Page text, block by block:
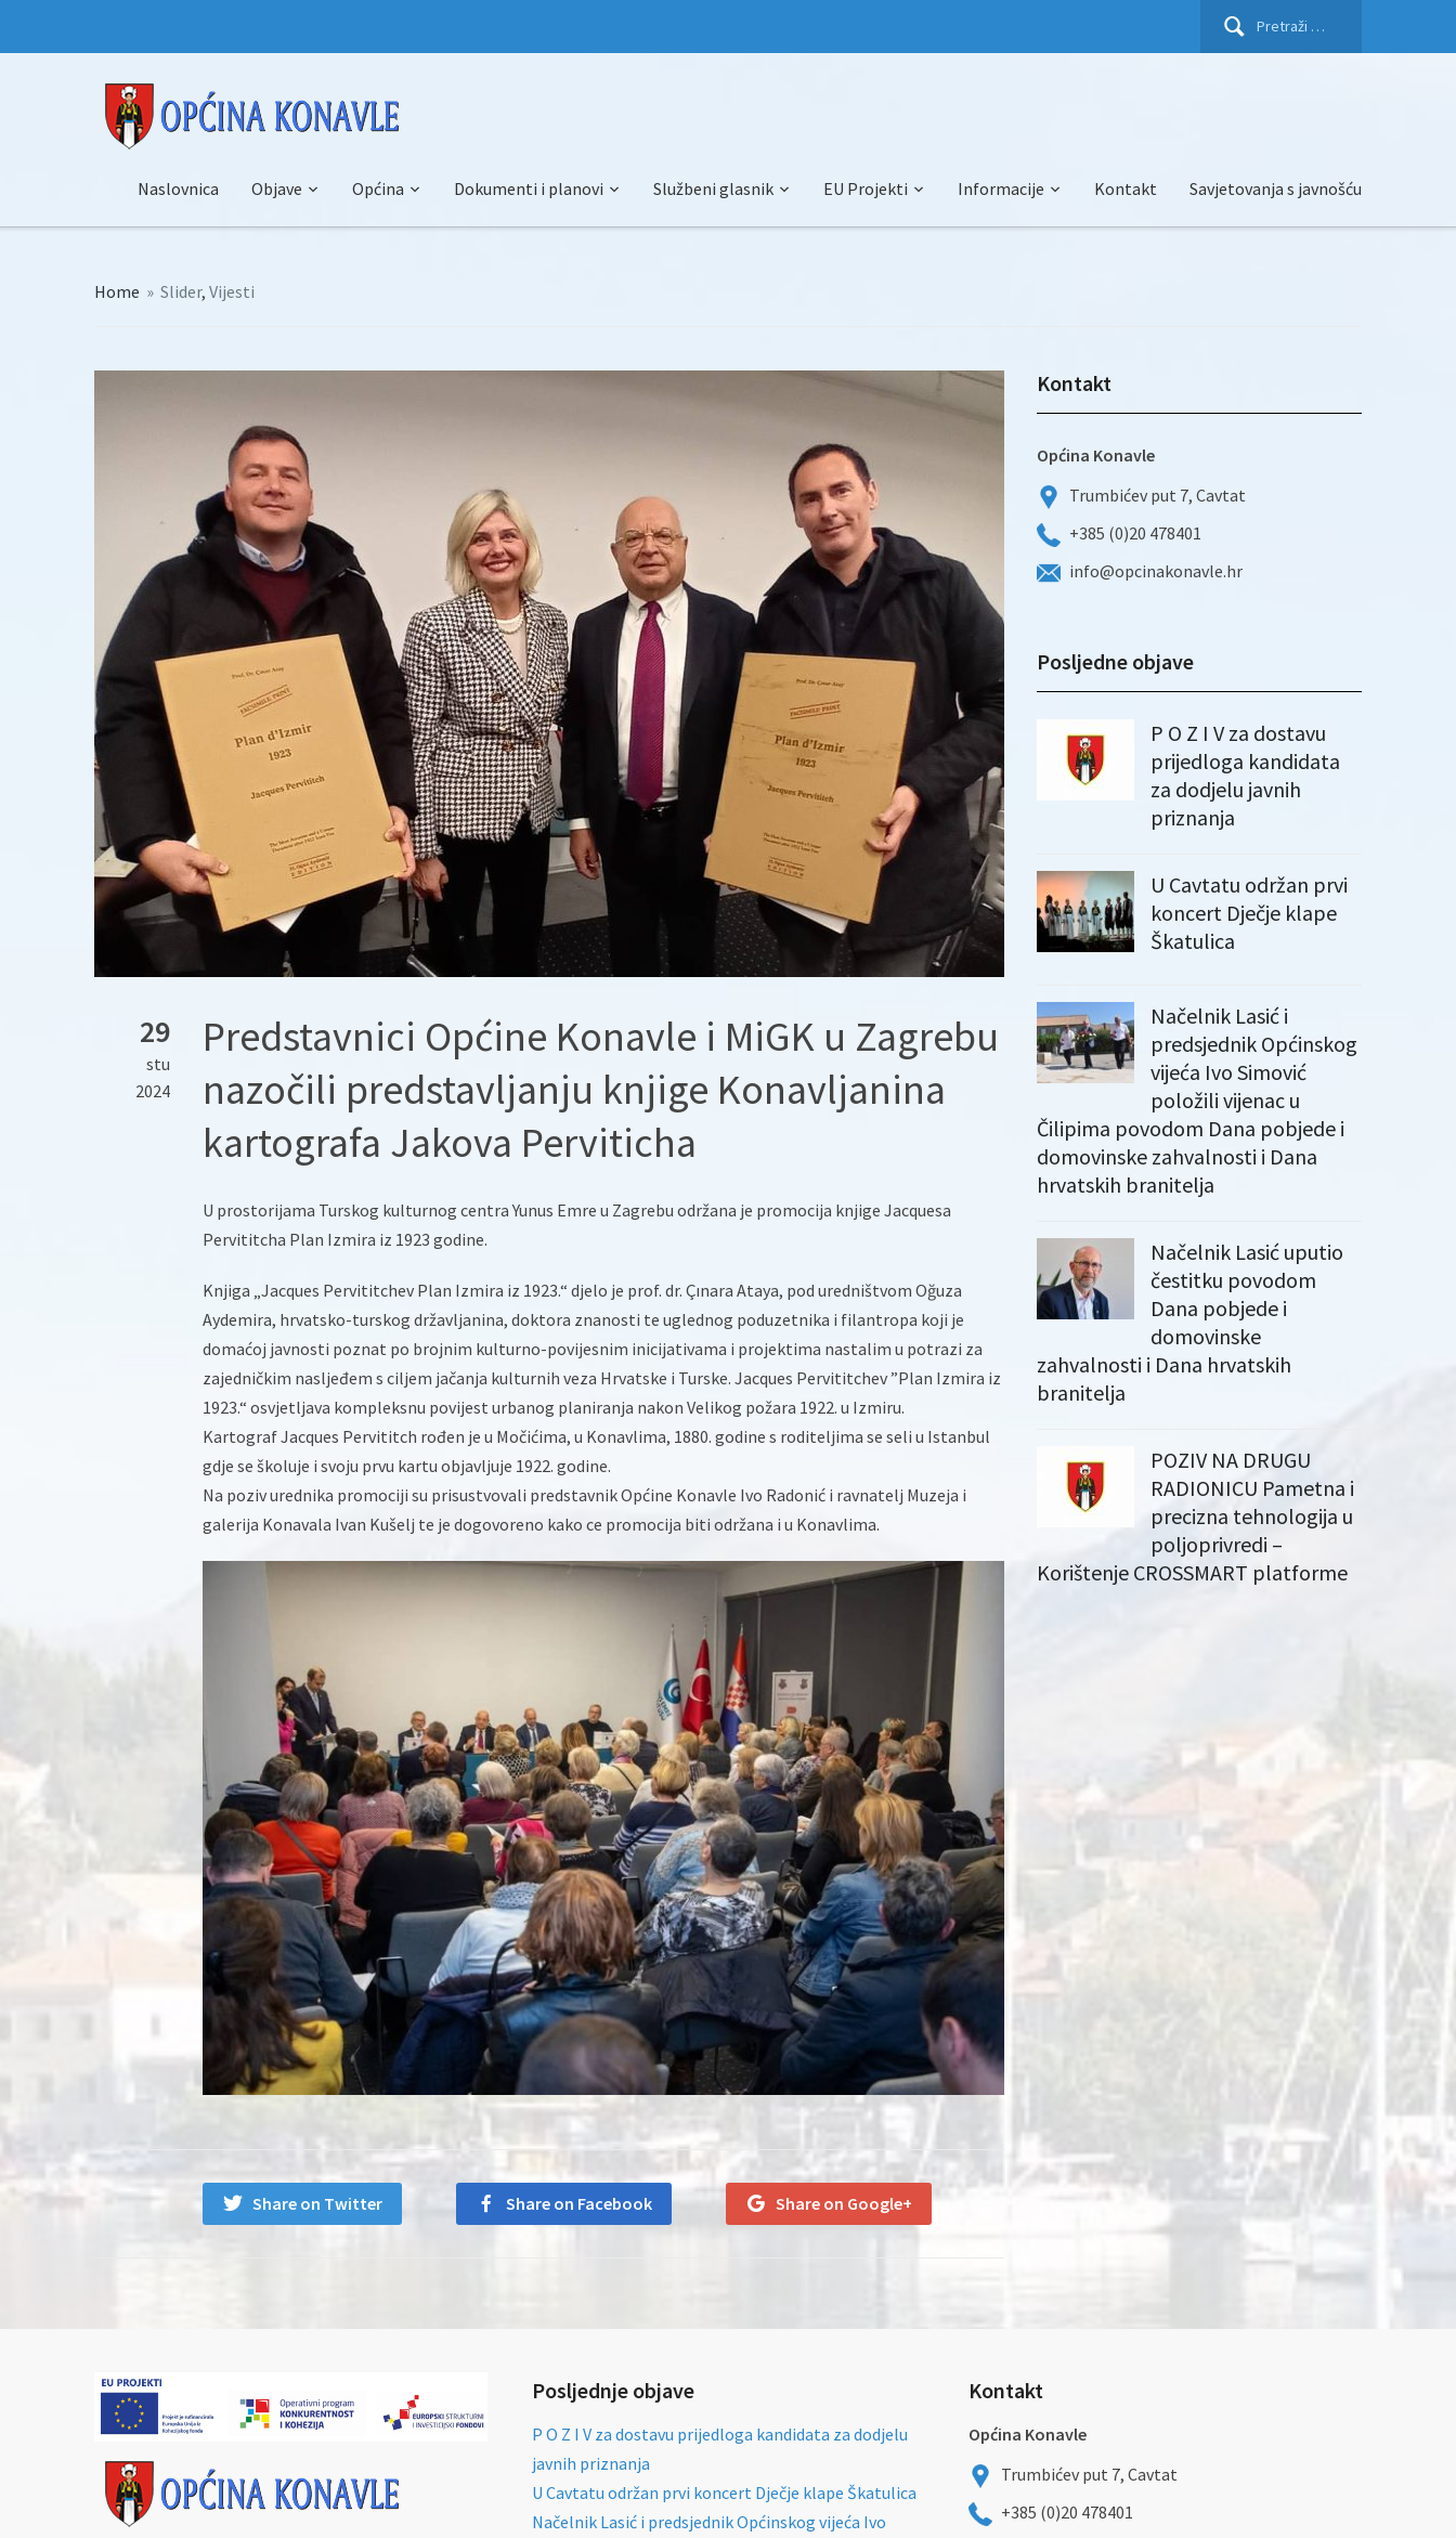
Pretraži:
Naslovnica Objave Općina Dokumenti i planovi Službeni glasnik EU Projekti Informacije Kontakt Savjetovanja s javnošću
Home » Slider, Vijesti
29
stu
2024
Predstavnici Općine Konavle i MiGK u Zagrebu
nazočili predstavljanju knjige Konavljanina
kartografa Jakova Perviticha
U prostorijama Turskog kulturnog centra Yunus Emre u Zagrebu održana je promocija knjige Jacquesa
Pervititcha Plan Izmira iz 1923 godine.
Knjiga „Jacques Pervititchev Plan Izmira iz 1923.“ djelo je prof. dr. Çınara Ataya, pod uredništvom Oğuza
Aydemira, hrvatsko-turskog državljanina, doktora znanosti te uglednog poduzetnika i filantropa koji je
domaćoj javnosti poznat po brojnim kulturno-povijesnim inicijativama i projektima nastalim u potrazi za
zajedničkim nasljeđem s ciljem jačanja kulturnih veza Hrvatske i Turske. Jacques Pervititchev ”Plan Izmira iz
1923.“ osvjetljava kompleksnu povijest urbanog planiranja nakon Velikog požara 1922. u Izmiru.
Kartograf Jacques Pervititch rođen je u Močićima, u Konavlima, 1880. godine s roditeljima se seli u Istanbul
gdje se školuje i svoju prvu kartu objavljuje 1922. godine.
Na poziv urednika promociji su prisustvovali predstavnik Općine Konavle Ivo Radonić i ravnatelj Muzeja i
galerija Konavala Ivan Kušelj te je dogovoreno kako ce promocija biti održana i u Konavlima.
Share on Twitter Share on Facebook Share on Google+
Kontakt
Općina Konavle
Trumbićev put 7, Cavtat
+385 (0)20 478401
info@opcinakonavle.hr
Posljedne objave
P O Z I V za dostavu
prijedloga kandidata
za dodjelu javnih
priznanja
U Cavtatu održan prvi
koncert Dječje klape
Škatulica
Načelnik Lasić i
predsjednik Općinskog
vijeća Ivo Simović
položili vijenac u
Čilipima povodom Dana pobjede i
domovinske zahvalnosti i Dana
hrvatskih branitelja
Načelnik Lasić uputio
čestitku povodom
Dana pobjede i
domovinske
zahvalnosti i Dana hrvatskih
branitelja
POZIV NA DRUGU
RADIONICU Pametna i
precizna tehnologija u
poljoprivredi –
Korištenje CROSSMART platforme
Posljednje objave
P O Z I V za dostavu prijedloga kandidata za dodjelu
javnih priznanja
U Cavtatu održan prvi koncert Dječje klape Škatulica
Načelnik Lasić i predsjednik Općinskog vijeća Ivo
Kontakt
Općina Konavle
Trumbićev put 7, Cavtat
+385 (0)20 478401